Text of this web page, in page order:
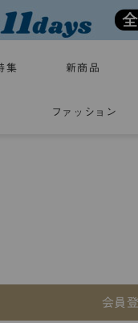
集 新商品
ファッション
会員